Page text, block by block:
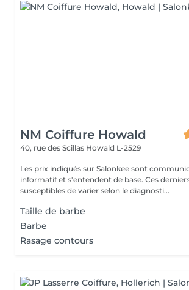
NM Coiffure Howald
40, rue des Scillas Howald L-2529
Les prix indiqués sur Salonkee sont
informatif et s'entendent de base. Ces
susceptibles de varier selon le diagnosti...
Taille de barbe
Barbe
Rasage contours